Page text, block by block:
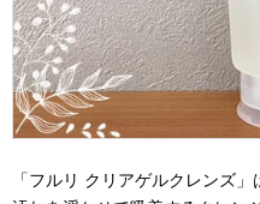
「フルリ クリアゲルクレンズ